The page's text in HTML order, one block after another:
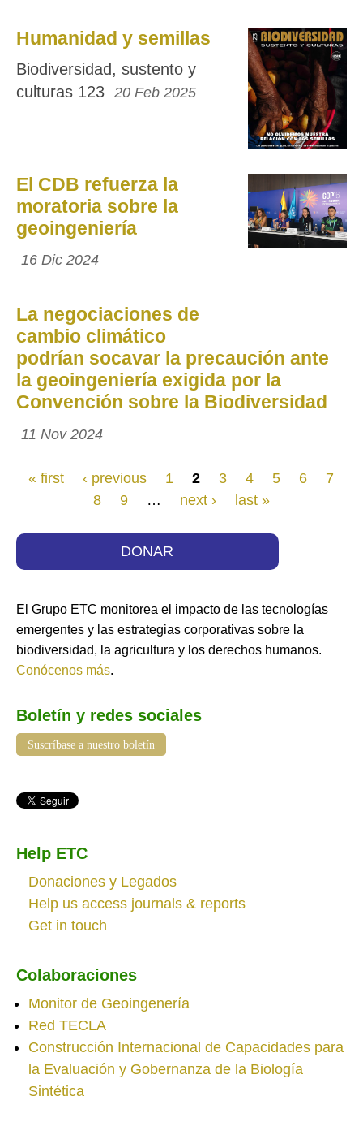
Humanidad y semillas
Biodiversidad, sustento y
culturas 123 20 Feb 2025
El CDB refuerza la
moratoria sobre la
geoingeniería
16 Dic 2024
La negociaciones de
cambio climático
podrían socavar la precaución ante
la geoingeniería exigida por la
Convención sobre la Biodiversidad
11 Nov 2024
Páginas
« first ‹ previous 1 2 3 4 5 6
7
8
9 … next › last »
DONAR
El Grupo ETC monitorea el impacto de las tecnologías
emergentes y las estrategias corporativas sobre la
biodiversidad, la agricultura y los derechos humanos.
Conócenos más.
Boletín y redes sociales
Suscríbase a nuestro boletín
Help ETC
Donaciones y Legados
Help us access journals & reports
Get in touch
Colaboraciones
Monitor de Geoingenería
Red TECLA
Construcción Internacional de Capacidades para
la Evaluación y Gobernanza de la Biología
Sintética